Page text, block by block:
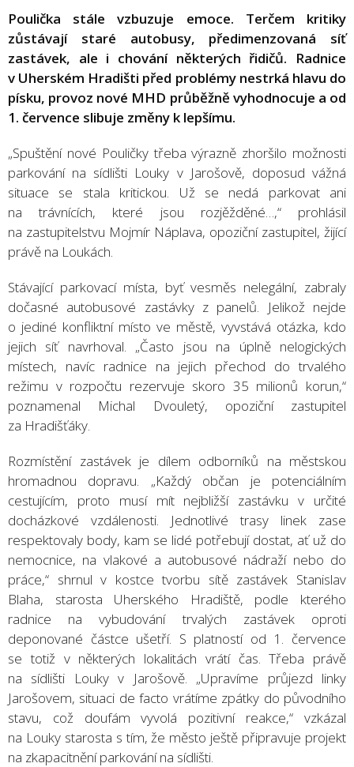
Poulička stále vzbuzuje emoce. Terčem kritiky
zůstávají staré autobusy, předimenzovaná síť
zastávek, ale i chování některých řidičů. Radnice
v Uherském Hradišti před problémy nestrká hlavu do
písku, provoz nové MHD průběžně vyhodnocuje a od
1. července slibuje změny k lepšímu.
„Spuštění nové Pouličky třeba výrazně zhoršilo možnosti
parkování na sídlišti Louky v Jarošově, doposud vážná
situace se stala kritickou. Už se nedá parkovat ani
na trávnících, které jsou rozjěžděné…,“ prohlásil
na zastupitelstvu Mojmír Náplava, opoziční zastupitel, žijící
právě na Loukách.
Stávající parkovací místa, byť vesměs nelegální, zabraly
dočasné autobusové zastávky z panelů. Jelikož nejde
o jediné konfliktní místo ve městě, vyvstává otázka, kdo
jejich síť navrhoval. „Často jsou na úplně nelogických
místech, navíc radnice na jejich přechod do trvalého
režimu v rozpočtu rezervuje skoro 35 milionů korun,“
poznamenal Michal Dvouletý, opoziční zastupitel
za Hradišťáky.
Rozmístění zastávek je dílem odborníků na městskou
hromadnou dopravu. „Každý občan je potenciálním
cestujícím, proto musí mít nejbližší zastávku v určité
docházkové vzdálenosti. Jednotlivé trasy linek zase
respektovaly body, kam se lidé potřebují dostat, ať už do
nemocnice, na vlakové a autobusové nádraží nebo do
práce,“ shrnul v kostce tvorbu sítě zastávek Stanislav
Blaha, starosta Uherského Hradiště, podle kterého
radnice na vybudování trvalých zastávek oproti
deponované částce ušetří. S platností od 1. července
se totiž v některých lokalitách vrátí čas. Třeba právě
na sídlišti Louky v Jarošově. „Upravíme průjezd linky
Jarošovem, situaci de facto vrátíme zpátky do původního
stavu, což doufám vyvolá pozitivní reakce,“ vzkázal
na Louky starosta s tím, že město ještě připravuje projekt
na zkapacitnění parkování na sídlišti.